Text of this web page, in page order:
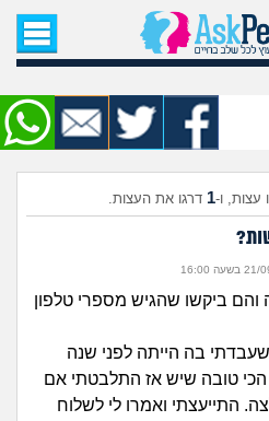
עמוד הבית
שאל שאלה
שאלות חדשות
שאלות שעוררו עניין
עצות חדשות
מתחם הטיפים
עצות, ו-1 דרגו את העצות.
ביקשו שהגיש מספרי טלפון
בה הייתה לפני שנה
טובה שיש אז התלבטתי אם
התייעצתי ואמרו לי לשלוח